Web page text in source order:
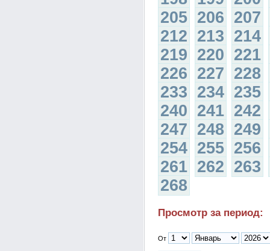
205 206 207
212 213 214
219 220 221
226 227 228
233 234 235
240 241 242
247 248 249
254 255 256
261 262 263
268
Просмотр за период:
От